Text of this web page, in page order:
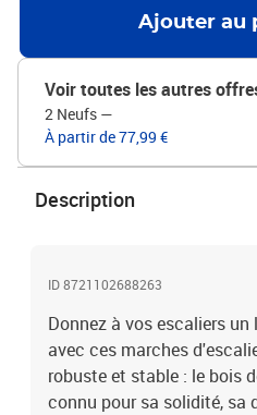
livraison.Chaque article est
couleurs et de grains. La livraison
l'exclusivité et l'individualité de
clairMatériau : bois de chêne
vernis légerDimensions : 90 x 25 x
rebord de fenêtreLa livraison
Ajouter au
Voir toutes les autres
2 Neufs —
À partir de 77,99 €
Description
ID 8721102688263
Donnez à vos escaliers
avec ces marches
robuste et stable : le bois
connu pour sa solidité, sa